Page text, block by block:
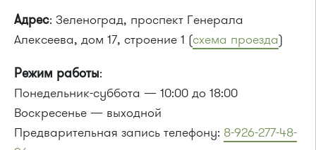
Адрес: Зеленоград, проспект Генерала
Алексеева, дом 17, строение 1 (схема проезда)
Режим работы:
Понедельник-суббота — 10:00 до 18:00
Воскресенье — выходной
Предварительная запись телефону: 8-926-277-48-